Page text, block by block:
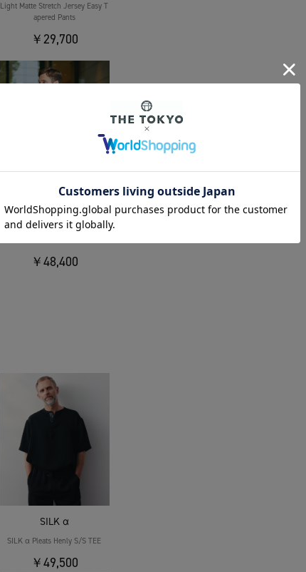
Light Matte Stretch Jersey Easy T
apered Pants
￥29,700
THE TOKYO
Light Matte Stretch Jersey Shape
￥48,400
SILK α
SILK α Pleats Henly S/S TEE
￥49,500